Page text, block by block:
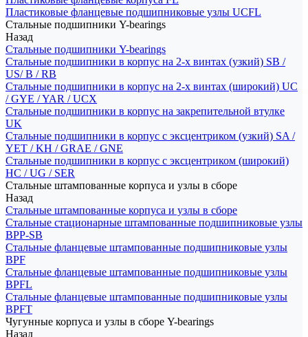
Пластиковые фланцевые подшипниковые узлы UCFL
Стальные подшипники Y-bearings
Назад
Стальные подшипники Y-bearings
Стальные подшипники в корпус на 2-х винтах (узкий) SB /
US/ B / RB
Стальные подшипники в корпус на 2-х винтах (широкий) UC
/ GYE / YAR / UCX
Стальные подшипники в корпус на закрепительной втулке
UK
Стальные подшипники в корпус с эксцентриком (узкий) SA /
YET / KH / GRAE / GNE
Стальные подшипники в корпус с эксцентриком (широкий)
HC / UG / SER
Стальные штампованные корпуса и узлы в сборе
Назад
Стальные штампованные корпуса и узлы в сборе
Стальные стационарные штампованные подшипниковые узлы
BPP-SB
Стальные фланцевые штампованные подшипниковые узлы
BPF
Стальные фланцевые штампованные подшипниковые узлы
BPFL
Стальные фланцевые штампованные подшипниковые узлы
BPFT
Чугунные корпуса и узлы в сборе Y-bearings
Назад